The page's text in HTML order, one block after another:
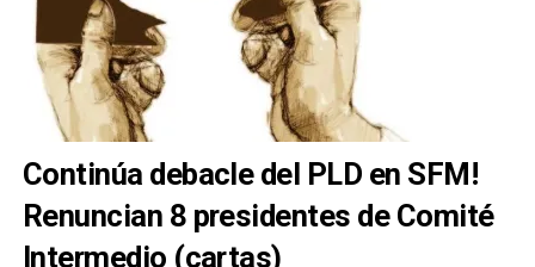
Continúa debacle del PLD en SFM!
Renuncian 8 presidentes de Comité
Intermedio (cartas)